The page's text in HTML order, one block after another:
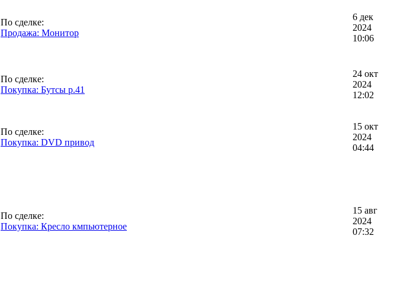
По сделке:
Продажа: Монитор
6 дек
2024
10:06
По сделке:
Покупка: Бутсы р.41
24 окт
2024
12:02
По сделке:
Покупка: DVD привод
15 окт
2024
04:44
По сделке:
Покупка: Кресло кмпьютерное
15 авг
2024
07:32